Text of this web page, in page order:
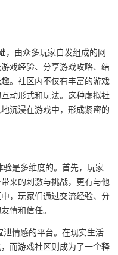
，由众多玩家自发组成的网
戏经验、分享游戏攻略、结
。社区内不仅有丰富的游戏
动形式和玩法。这种虚拟社
沉浸在游戏中，形成紧密的
是多维度的。首先，玩家
来的刺激与挑战，更有与他
，玩家们通过交流经验、分
情和信任。
情感的平台。在现实生活
而游戏社区则成为了一个释